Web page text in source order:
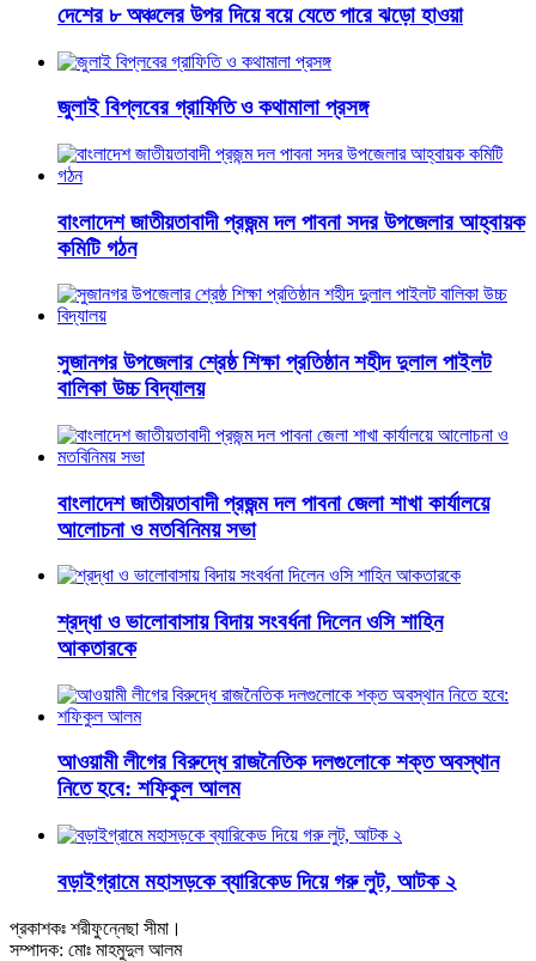
দেশের ৮ অঞ্চলের উপর দিয়ে বয়ে যেতে পারে ঝড়ো হাওয়া
জুলাই বিপ্লবের গ্রাফিতি ও কথামালা প্রসঙ্গ
বাংলাদেশ জাতীয়তাবাদী প্রজন্ম দল পাবনা সদর উপজেলার আহ্বায়ক
কমিটি গঠন
সুজানগর উপজেলার শ্রেষ্ঠ শিক্ষা প্রতিষ্ঠান শহীদ দুলাল পাইলট
বালিকা উচ্চ বিদ্যালয়
বাংলাদেশ জাতীয়তাবাদী প্রজন্ম দল পাবনা জেলা শাখা কার্যালয়ে
আলোচনা ও মতবিনিময় সভা
শ্রদ্ধা ও ভালোবাসায় বিদায় সংবর্ধনা দিলেন ওসি শাহিন
আকতারকে
আওয়ামী লীগের বিরুদ্ধে রাজনৈতিক দলগুলোকে শক্ত অবস্থান
নিতে হবে: শফিকুল আলম
বড়াইগ্রামে মহাসড়কে ব্যারিকেড দিয়ে গরু লুট, আটক ২
প্রকাশকঃ শরীফুন্নেছা সীমা।
সম্পাদক: মোঃ মাহমুদুল আলম